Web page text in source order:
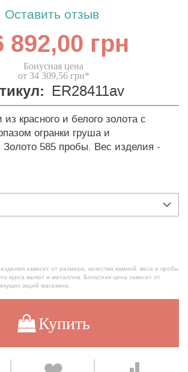
Оставить отзыв
892,00 грн
Бонусная цена
от 34 309,56 грн*
ER28411av
красного и белого золота с
огранки груша и
Золото 585 пробы. Вес изделия -
зависит от размера, качества камней, веса и пробы
курса валют и металлов. Бонусная цена зависит от
акций магазина.
Купить